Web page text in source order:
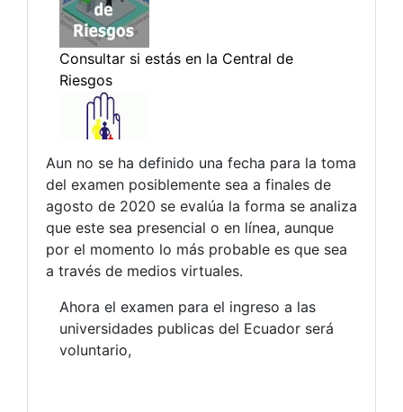
Aun no se ha definido una fecha para la toma
del examen posiblemente sea a finales de
agosto de 2020 se evalúa la forma se analiza
que este sea presencial o en línea, aunque
por el momento lo más probable es que sea
a través de medios virtuales.
Ahora el examen para el ingreso a las
universidades publicas del Ecuador será
voluntario,